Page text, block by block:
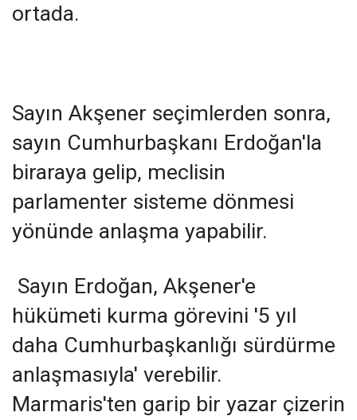
ortada.
Sayın Akşener seçimlerden sonra,
sayın Cumhurbaşkanı Erdoğan'la
biraraya gelip, meclisin
parlamenter sisteme dönmesi
yönünde anlaşma yapabilir.
Sayın Erdoğan, Akşener'e
hükümeti kurma görevini '5 yıl
daha Cumhurbaşkanlığı sürdürme
anlaşmasıyla' verebilir.
Marmaris'ten garip bir yazar çizerin